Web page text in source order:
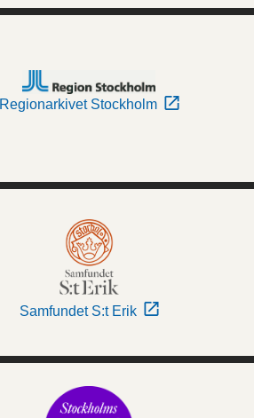
Regionarkivet Stockholm
Samfundet S:t Erik